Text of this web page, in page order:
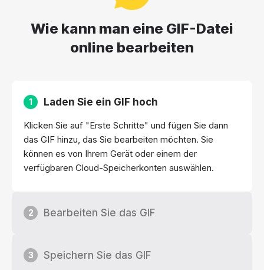
Wie kann man eine GIF-Datei
online bearbeiten
1 Laden Sie ein GIF hoch
Klicken Sie auf "Erste Schritte" und fügen Sie dann
das GIF hinzu, das Sie bearbeiten möchten. Sie
können es von Ihrem Gerät oder einem der
verfügbaren Cloud-Speicherkonten auswählen.
2 Bearbeiten Sie das GIF
3 Speichern Sie das GIF